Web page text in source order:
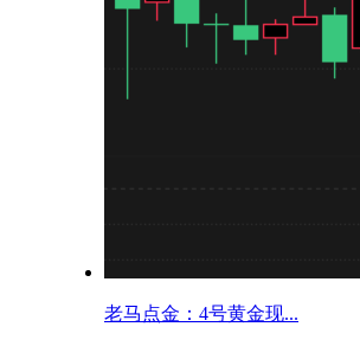
老马点金：4号黄金现...